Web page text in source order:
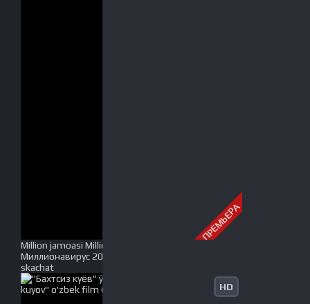
ПРЕМЬЕРА
Million jamoasi Millionavirus konserti 2021 /
Миллионавирус 2021 концерт Full HD tas-ix
skachat
HD